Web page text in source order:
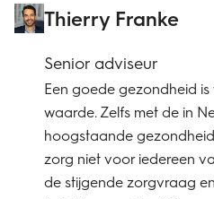
Thierry Franke
Senior adviseur
Een goede gezondheid
waarde. Zelfs met de in
hoogstaande
zorg niet voor iedereen
de stijgende zorgvraag